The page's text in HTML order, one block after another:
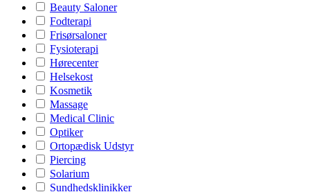
Beauty Saloner
Fodterapi
Frisørsaloner
Fysioterapi
Hørecenter
Helsekost
Kosmetik
Massage
Medical Clinic
Optiker
Ortopædisk Udstyr
Piercing
Solarium
Sundhedsklinikker